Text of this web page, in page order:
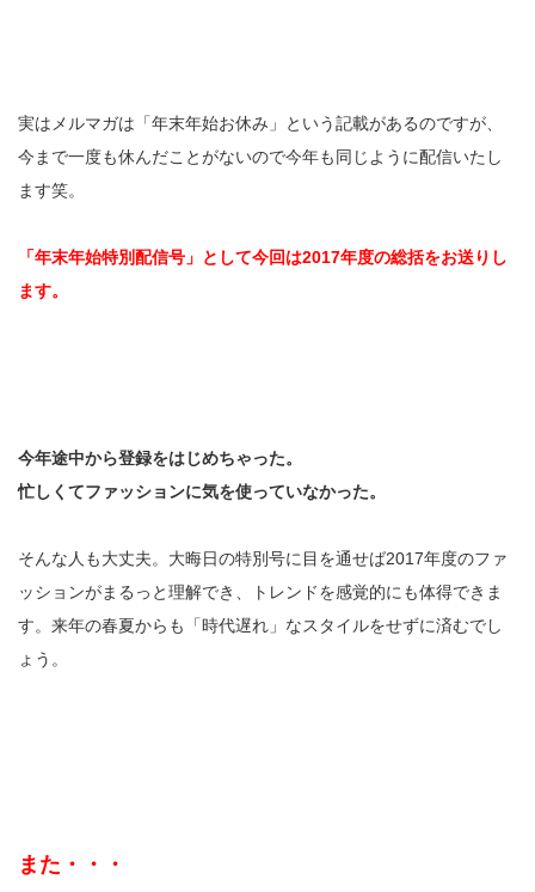
実はメルマガは「年末年始お休み」という記載があるのですが、
今まで一度も休んだことがないので今年も同じように配信いたし
ます笑。
「年末年始特別配信号」として今回は2017年度の総括をお送りし
ます。
今年途中から登録をはじめちゃった。
忙しくてファッションに気を使っていなかった。
そんな人も大丈夫。大晦日の特別号に目を通せば2017年度のファ
ッションがまるっと理解でき、トレンドを感覚的にも体得できま
す。来年の春夏からも「時代遅れ」なスタイルをせずに済むでし
ょう。
また・・・